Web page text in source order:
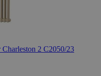
2 C2050/23